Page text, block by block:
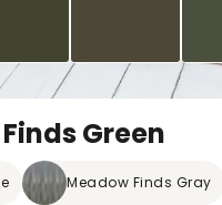
Green
Meadow Finds Gray